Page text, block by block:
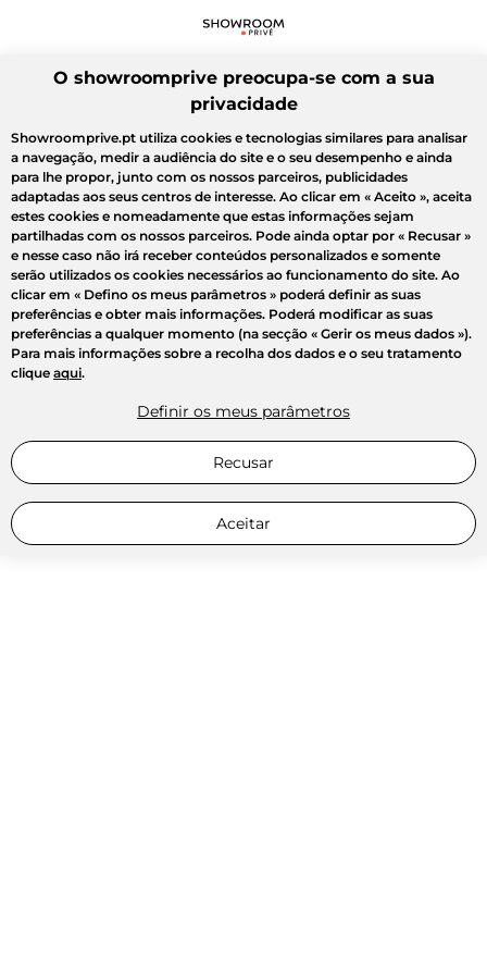
O showroomprive preocupa-se com a sua
privacidade
Showroomprive.pt utiliza cookies e tecnologias similares para analisar
a navegação, medir a audiência do site e o seu desempenho e ainda
para lhe propor, junto com os nossos parceiros, publicidades
adaptadas aos seus centros de interesse. Ao clicar em « Aceito », aceita
estes cookies e nomeadamente que estas informações sejam
partilhadas com os nossos parceiros. Pode ainda optar por « Recusar »
e nesse caso não irá receber conteúdos personalizados e somente
serão utilizados os cookies necessários ao funcionamento do site. Ao
clicar em « Defino os meus parâmetros » poderá definir as suas
preferências e obter mais informações. Poderá modificar as suas
preferências a qualquer momento (na secção « Gerir os meus dados »).
Para mais informações sobre a recolha dos dados e o seu tratamento
clique aqui.
Definir os meus parâmetros
Recusar
Aceitar